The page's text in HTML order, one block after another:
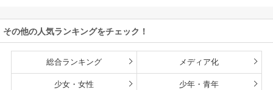
その他の人気ランキングをチェック！
総合ランキング メディア化
少女・女性 少年・青年